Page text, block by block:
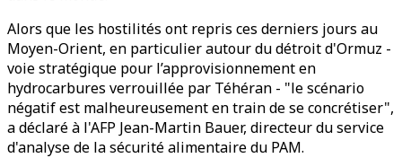
Alors que les hostilités ont repris ces derniers jours au
Moyen-Orient, en particulier autour du détroit d'Ormuz -
voie stratégique pour l’approvisionnement en
hydrocarbures verrouillée par Téhéran - "le scénario
négatif est malheureusement en train de se concrétiser",
a déclaré à l'AFP Jean-Martin Bauer, directeur du service
d'analyse de la sécurité alimentaire du PAM.